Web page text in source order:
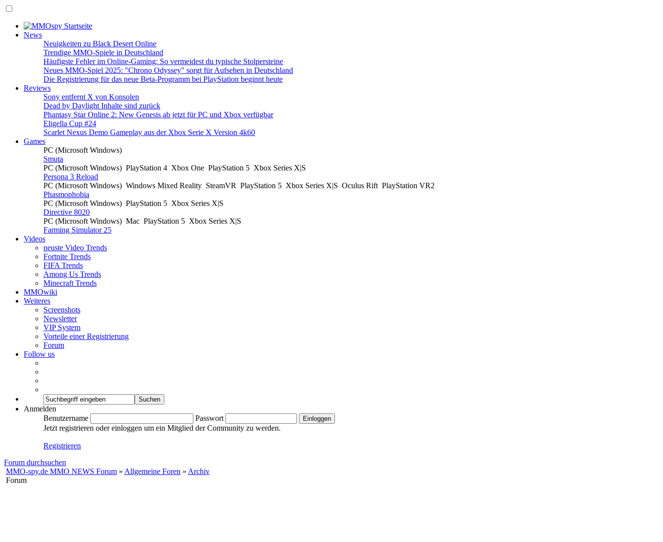
News
Neuigkeiten zu Black Desert Online
Trendige MMO-Spiele in Deutschland
Häufigste Fehler im Online-Gaming: So vermeidest du typische Stolpersteine
Neues MMO-Spiel 2025: "Chrono Odyssey" sorgt für Aufsehen in Deutschland
Die Registrierung für das neue Beta-Programm bei PlayStation beginnt heute
Reviews
Sony entfernt X von Konsolen
Dead by Daylight Inhalte sind zurück
Phantasy Star Online 2: New Genesis ab jetzt für PC und Xbox verfügbar
Eligella Cup #24
Scarlet Nexus Demo Gameplay aus der Xbox Serie X Version 4k60
Games
PC (Microsoft Windows)
Smuta
PC (Microsoft Windows) PlayStation 4 Xbox One PlayStation 5 Xbox Series X|S
Persona 3 Reload
PC (Microsoft Windows) Windows Mixed Reality SteamVR PlayStation 5 Xbox Series X|S Oculus Rift PlayStation VR2
Phasmophobia
PC (Microsoft Windows) PlayStation 5 Xbox Series X|S
Directive 8020
PC (Microsoft Windows) Mac PlayStation 5 Xbox Series X|S
Farming Simulator 25
Videos
neuste Video Trends
Fortnite Trends
FIFA Trends
Among Us Trends
Minecraft Trends
MMOwiki
Weiteres
Screenshots
Newsletter
VIP System
Vorteile einer Registrierung
Forum
Follow us
Anmelden
Benutzername
Passwort
Jetzt registrieren oder einloggen um ein Mitglied der Community zu werden.
Registrieren
Forum durchsuchen
MMO-spy.de MMO NEWS Forum » Allgemeine Foren » Archiv
Forum